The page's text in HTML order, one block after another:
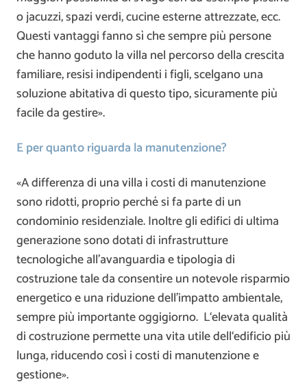
o jacuzzi, spazi verdi, cucine esterne attrezzate, ecc.
Questi vantaggi fanno sì che sempre più persone
che hanno goduto la villa nel percorso della crescita
familiare, resisi indipendenti i figli, scelgano una
soluzione abitativa di questo tipo, sicuramente più
facile da gestire».
E per quanto riguarda la manutenzione?
«A differenza di una villa i costi di manutenzione
sono ridotti, proprio perché si fa parte di un
condominio residenziale. Inoltre gli edifici di ultima
generazione sono dotati di infrastrutture
tecnologiche all’avanguardia e tipologia di
costruzione tale da consentire un notevole risparmio
energetico e una riduzione dell’impatto ambientale,
sempre più importante oggigiorno. L‘elevata qualità
di costruzione permette una vita utile dell‘edificio più
lunga, riducendo così i costi di manutenzione e
gestione».